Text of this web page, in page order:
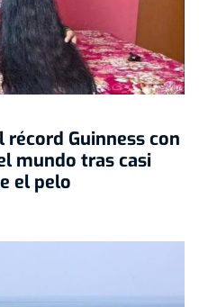
Guinness con
mundo tras casi
el pelo